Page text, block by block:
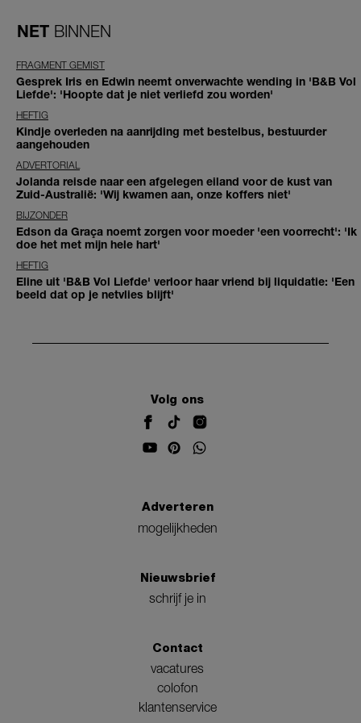
NET BINNEN
FRAGMENT GEMIST
Gesprek Iris en Edwin neemt onverwachte wending in 'B&B Vol
Liefde': 'Hoopte dat je niet verliefd zou worden'
HEFTIG
Kindje overleden na aanrijding met bestelbus, bestuurder
aangehouden
ADVERTORIAL
Jolanda reisde naar een afgelegen eiland voor de kust van
Zuid-Australië: 'Wij kwamen aan, onze koffers niet'
BIJZONDER
Edson da Graça noemt zorgen voor moeder 'een voorrecht': 'Ik
doe het met mijn hele hart'
HEFTIG
Eline uit 'B&B Vol Liefde' verloor haar vriend bij liquidatie: 'Een
beeld dat op je netvlies blijft'
Volg ons
Adverteren
mogelijkheden
Nieuwsbrief
schrijf je in
Contact
vacatures
colofon
klantenservice